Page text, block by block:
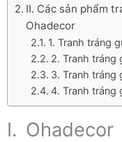
II. Các sản phẩm
Ohadecor
1. Tranh tráng
2. Tranh tráng
3. Tranh tráng
4. Tranh tráng
I.